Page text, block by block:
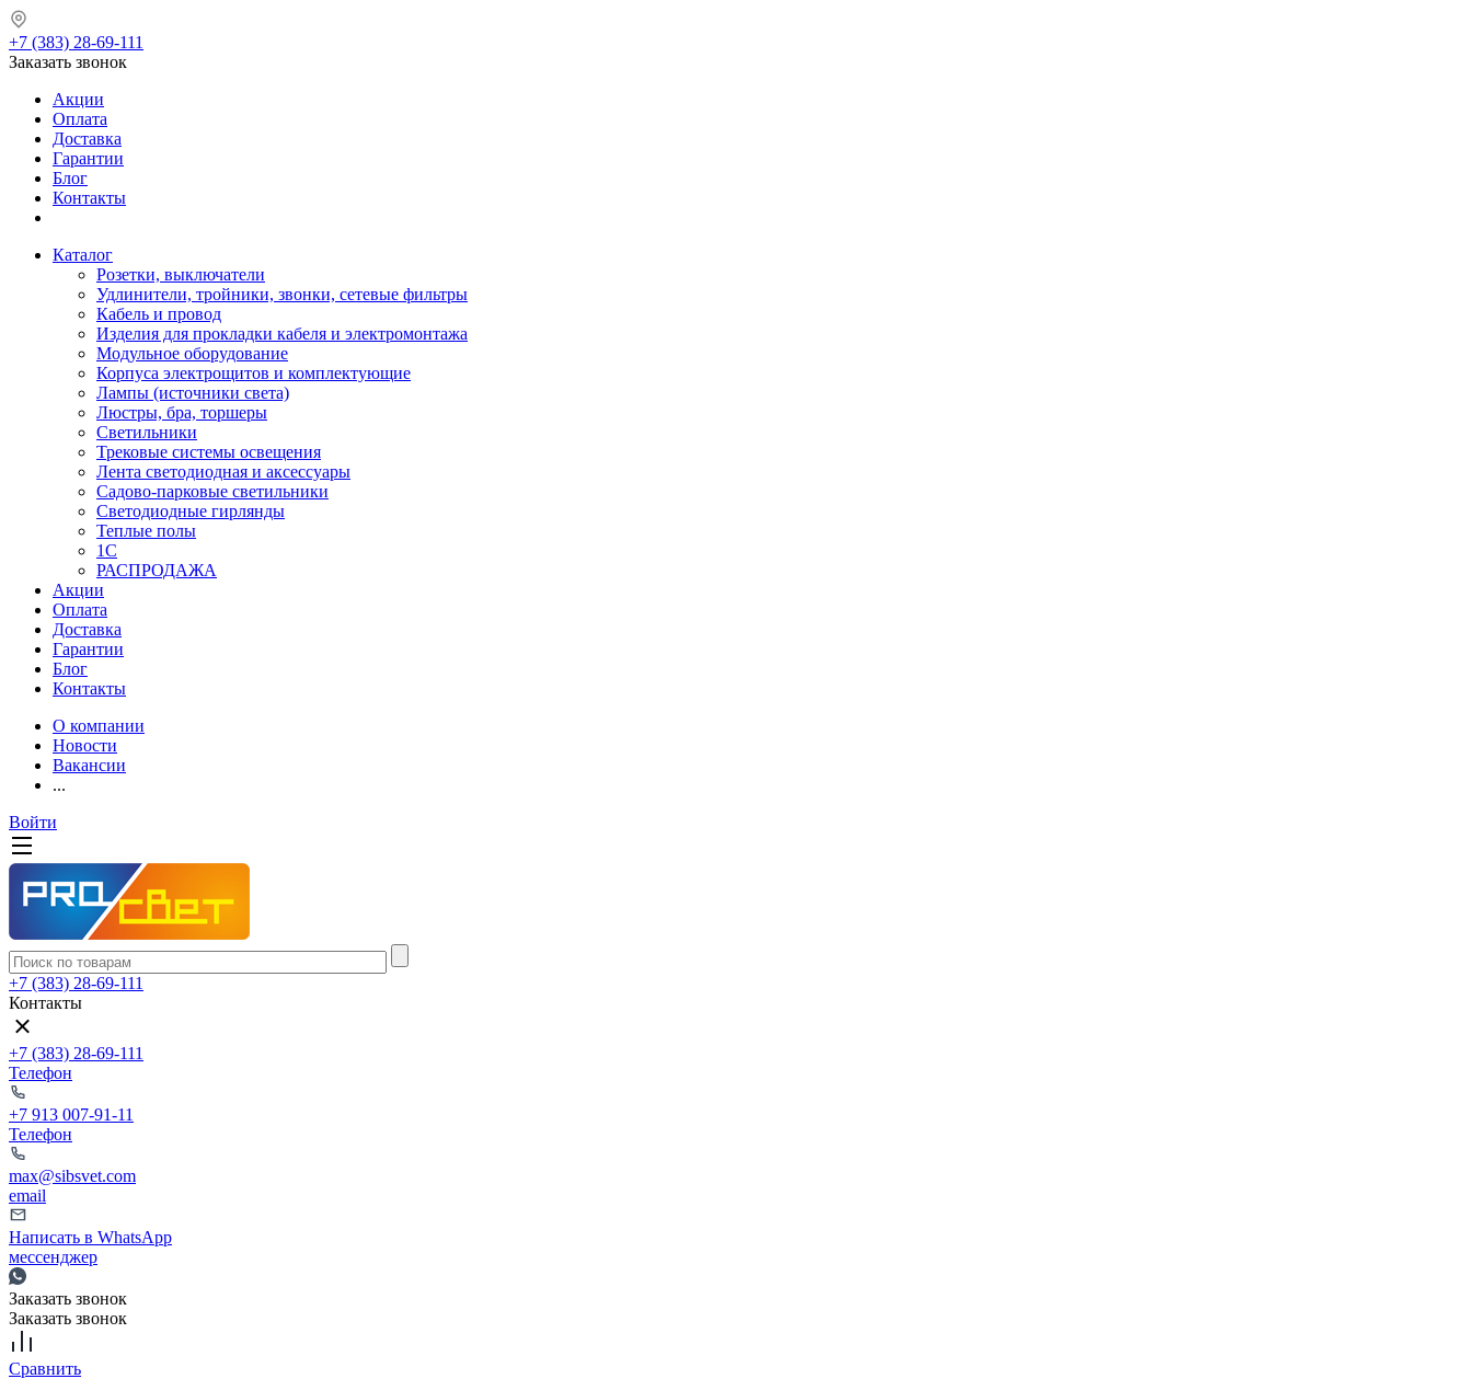
+7 (383) 28-69-111
Заказать звонок
Акции
Оплата
Доставка
Гарантии
Блог
Контакты
Каталог
Розетки, выключатели
Удлинители, тройники, звонки, сетевые фильтры
Кабель и провод
Изделия для прокладки кабеля и электромонтажа
Модульное оборудование
Корпуса электрощитов и комплектующие
Лампы (источники света)
Люстры, бра, торшеры
Светильники
Трековые системы освещения
Лента светодиодная и аксессуары
Садово-парковые светильники
Светодиодные гирлянды
Теплые полы
1С
РАСПРОДАЖА
Акции
Оплата
Доставка
Гарантии
Блог
Контакты
О компании
Новости
Вакансии
...
Войти
+7 (383) 28-69-111
Контакты
+7 (383) 28-69-111
Телефон
+7 913 007-91-11
Телефон
max@sibsvet.com
email
Написать в WhatsApp
мессенджер
Заказать звонок
Заказать звонок
Сравнить